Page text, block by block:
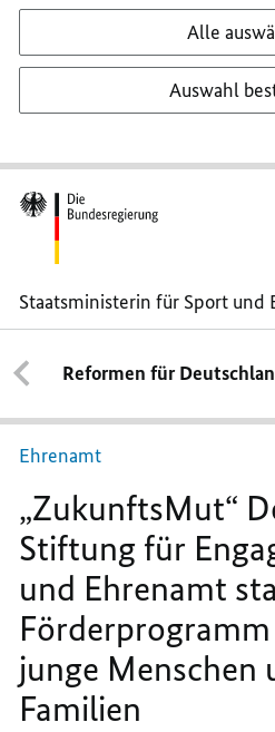
Alle
Auswahl
Staatsministerin für Sport und
„ZukunftsMut“
Deutsche
Stiftung
für
Engagement
und
Ehrenamt
startet
für
junge
Menschen
und
Familien
Reformen für
Ehrenamt
„ZukunftsMut“
Stiftung für
und Ehrenamt
junge Menschen
Familien